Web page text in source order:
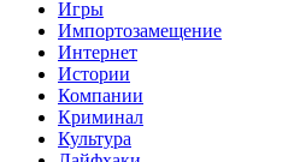
Игры
Импортозамещение
Интернет
Истории
Компании
Криминал
Культура